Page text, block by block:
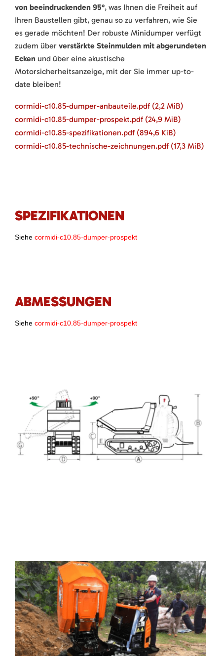
von beeindruckenden 95°, was Ihnen die Freiheit auf
Ihren Baustellen gibt, genau so zu verfahren, wie Sie
es gerade möchten! Der robuste Minidumper verfügt
zudem über verstärkte Steinmulden mit abgerundeten
Ecken und über eine akustische
Motorsicherheitsanzeige, mit der Sie immer up-to-
date bleiben!
cormidi-c10.85-dumper-anbauteile.pdf (2,2 MiB)
cormidi-c10.85-dumper-prospekt.pdf (24,9 MiB)
cormidi-c10.85-spezifikationen.pdf (894,6 KiB)
cormidi-c10.85-technische-zeichnungen.pdf (17,3 MiB)
SPEZIFIKATIONEN
Siehe cormidi-c10.85-dumper-prospekt
ABMESSUNGEN
Siehe cormidi-c10.85-dumper-prospekt